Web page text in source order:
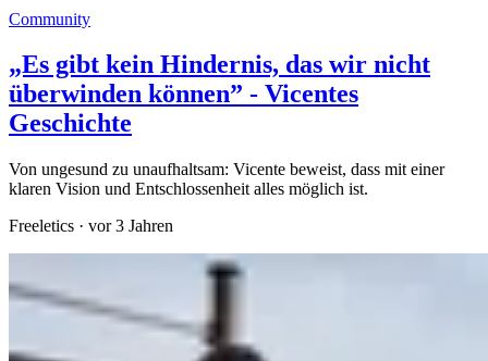
Community
„Es gibt kein Hindernis, das wir nicht
überwinden können” - Vicentes
Geschichte
Von ungesund zu unaufhaltsam: Vicente beweist, dass mit einer
klaren Vision und Entschlossenheit alles möglich ist.
Freeletics · vor 3 Jahren